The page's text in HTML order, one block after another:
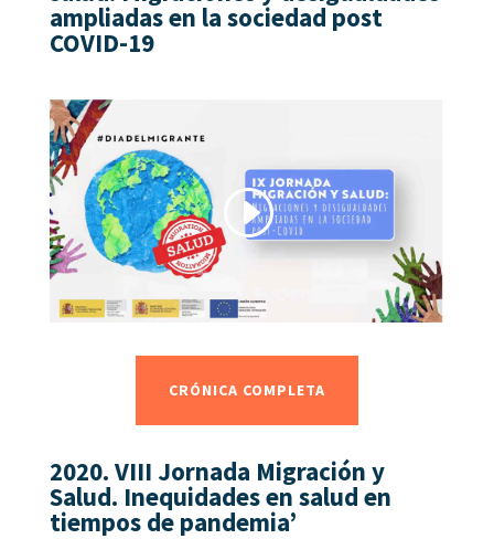
ampliadas en la sociedad post
COVID-19
CRÓNICA COMPLETA
2020. VIII Jornada Migración y
Salud. Inequidades en salud en
tiempos de pandemia’